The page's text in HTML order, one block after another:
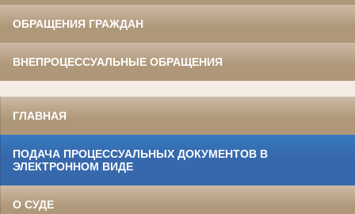
ОБРАЩЕНИЯ ГРАЖДАН
ВНЕПРОЦЕССУАЛЬНЫЕ ОБРАЩЕНИЯ
ГЛАВНАЯ
ПОДАЧА ПРОЦЕССУАЛЬНЫХ ДОКУМЕНТОВ В
ЭЛЕКТРОННОМ ВИДЕ
О СУДЕ